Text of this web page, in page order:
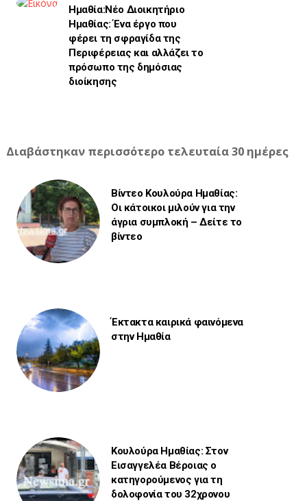
Ημαθία:Νέο Διοικητήριο
Ημαθίας: Ένα έργο που
φέρει τη σφραγίδα της
Περιφέρειας και αλλάζει το
πρόσωπο της δημόσιας
διοίκησης
Διαβάστηκαν περισσότερο τελευταία 30 ημέρες
Βίντεο Κουλούρα Ημαθίας:
Οι κάτοικοι μιλούν για την
άγρια συμπλοκή – Δείτε το
βίντεο
Έκτακτα καιρικά φαινόμενα
στην Ημαθία
Κουλούρα Ημαθίας: Στον
Εισαγγελέα Βέροιας ο
κατηγορούμενος για τη
δολοφονία του 32χρονου